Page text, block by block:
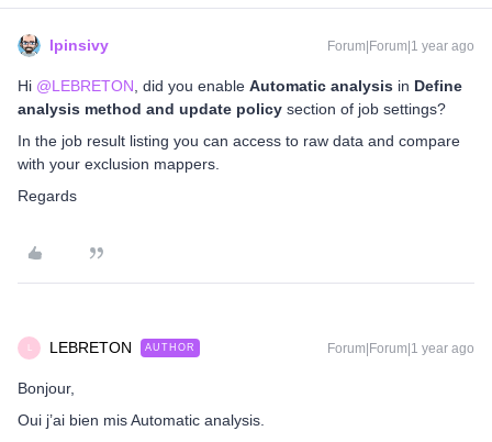
lpinsivy Forum|Forum|1 year ago
Hi ​ @LEBRETON , did you enable Automatic analysis in Define
analysis method and update policy section of job settings?
In the job result listing you can access to raw data and compare
with your exclusion mappers.
Regards
LEBRETON AUTHOR Forum|Forum|1 year ago
Bonjour,
Oui j’ai bien mis Automatic analysis.